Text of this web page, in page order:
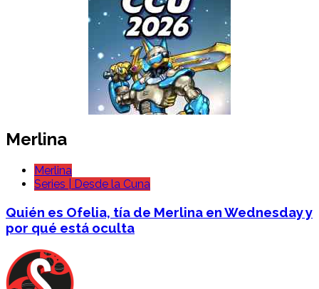
Merlina
Merlina
Series | Desde la Cuna
Quién es Ofelia, tía de Merlina en Wednesday y
por qué está oculta